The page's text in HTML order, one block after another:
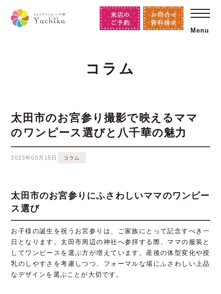
Menu
コラム
太田市のお宮参り撮影で映えるママ
のワンピース選びと八千華の魅力
2023年05月15日 コラム
太田市のお宮参りにふさわしいママのワンピー
ス選び
お子様の誕生を祝うお宮参りは、ご家族にとって記念すべき一
日となります。太田市周辺の神社へ参拝する際、ママの服装と
してワンピースを選ぶ方が増えています。産後の体型変化や授
乳のしやすさを考慮しつつ、フォーマルな場にふさわしい上品
なデザインを選ぶことが大切です。